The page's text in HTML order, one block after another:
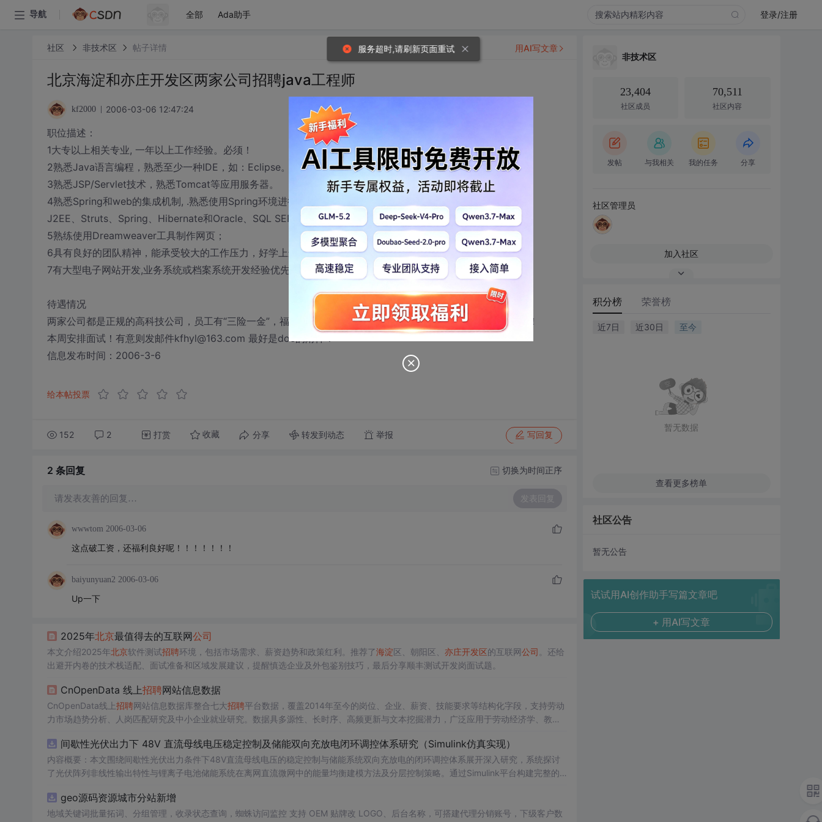
导航 全部 Ada助手 登录/注册
社区 非技术区 帖子详情
北京海淀和亦庄开发区两家公司招聘java工程师
kf2000 2006-03-06 12:47:24
职位描述：
1大专以上相关专业, 一年以上工作经验。必须！
2熟悉Java语言编程，熟悉至少一种IDE，如：Eclipse。
3熟悉JSP/Servlet技术，熟悉Tomcat等应用服务器。
4熟悉Spring和web的集成机制, .熟悉使用Spring环境进行开发, 熟悉MVC模式的开发，可进行适当改造；或具有
J2EE、Struts、Spring、Hibernate和Oracle、SQL SERVER数据库开发经验；
5熟练使用Dreamweaver工具制作网页；
6具有良好的团队精神，能承受较大的工作压力，好学上进，勤于思考，乐于钻研，有增值业务经验者优先考虑。
7有大型电子网站开发,业务系统或档案系统开发经验优先；
待遇情况
两家公司都是正规的高科技公司，员工有“三险一金”，福利情况良好，工资水平3000-5000元。工作地点是北京！
本周安排面试！有意则发邮件kfhyl@163.com 最好是doc的附件！
信息发布时间：2006-3-6
给本帖投票
152 2 打赏 收藏 分享 转发到动态 举报 写回复
用AI写文章
2 条回复 切换为时间正序
请发表友善的回复… 发表回复
wwwtom 2006-03-06
这点破工资，还福利良好呢！！！！！！！
baiyunyuan2 2006-03-06
Up一下
2025年北京最值得去的互联网公司
本文介绍2025年北京软件测试招聘环境，包括市场需求、薪资趋势和政策红利。推荐了海淀区、朝阳区、 亦庄开发区的互联网公司 。还给
出避开内卷的技术栈适配、面试准备和区域发展建议，提醒慎选企业及外包鉴别技巧，最后分享顺丰测试开发岗面试题。
CnOpenData 线上招聘网站信息数据
CnOpenData线上招聘网站信息数据库整合七大招聘平台数据，覆盖2014年至今的岗位、企业、薪资、技能要求等结构化字段，支持劳动
力市场趋势分析、人岗匹配研究及中小企业就业研究。数据具多源性、长时序、高频更新与文本挖掘潜力，广泛应用于劳动经济学、教育
间歇性光伏出力下 48V 直流母线电压稳定控制及储能双向充放电闭环调控体系研究（Simulink仿真实现）
内容概要：本文围绕间歇性光伏出力条件下48V直流母线电压的稳定控制与储能系统双向充放电的闭环调控体系展开深入研究，系统探讨
了光伏阵列非线性输出特性与锂离子电池储能系统在离网直流微网中的能量均衡建模方法及分层控制策略。通过Simulink平台构建完整的
跟踪（MPPT）与储能系统的协同控制，有效应对光照波动引起的功率供需失衡问题。研究采用双PI闭环控制、模型预测控制（MPC）等
多种先进控制算法，显著提升了系统的动态响应速度与直流母线电压稳定性，并实现了储能系统在削峰填谷中的优化运行，对于增强离网
geo源码资源城市分站新增
地域关键词批量拓词、分组管理，收录状态查询，蜘蛛访问监控 支持 OEM 贴牌改 LOGO、后台名称，可搭建代理分销账号，下级客户数
非技术区
23,404
社区成员
70,511
社区内容
发帖 与我相关 我的任务 分享
社区管理员
加入社区
积分榜 荣誉榜
近7日 近30日 至今
暂无数据
查看更多榜单
社区公告
暂无公告
试试用AI创作助手写篇文章吧
+ 用AI写文章
服务超时,请刷新页面重试